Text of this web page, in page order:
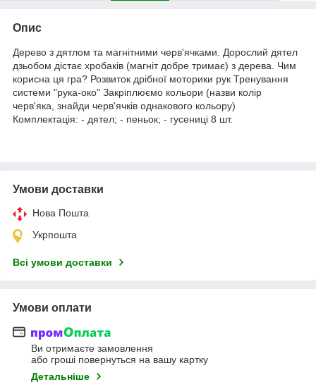
Опис
Дерево з дятлом та магнітними черв'ячками. Дорослий дятел
дзьобом дістає хробаків (магніт добре тримає) з дерева. Чим
корисна ця гра? Розвиток дрібної моторики рук Тренування
системи "рука-око" Закріплюємо кольори (назви колір
черв'яка, знайди черв'ячків однакового кольору)
Комплектація: - дятел; - пеньок; - гусениці 8 шт.
Умови доставки
Нова Пошта
Укрпошта
Всі умови доставки
Умови оплати
Ви отримаєте замовлення
або гроші повернуться на вашу картку
Детальніше